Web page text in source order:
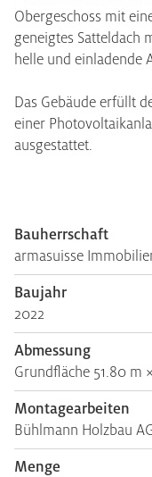
Obergeschoss mit
geneigtes Satteldach
helle und einladende
Das Gebäude erfüllt
einer
ausgestattet.
Bauherrschaft
armasuisse
Baujahr
2022
Abmessung
Grundfläche 51.80 m
Montagearbeiten
Bühlmann Holzbau
Menge